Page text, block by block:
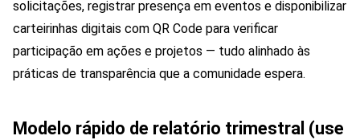
solicitações, registrar presença em eventos e disponibilizar
carteirinhas digitais com QR Code para verificar
participação em ações e projetos — tudo alinhado às
práticas de transparência que a comunidade espera.
Modelo rápido de relatório trimestral (use